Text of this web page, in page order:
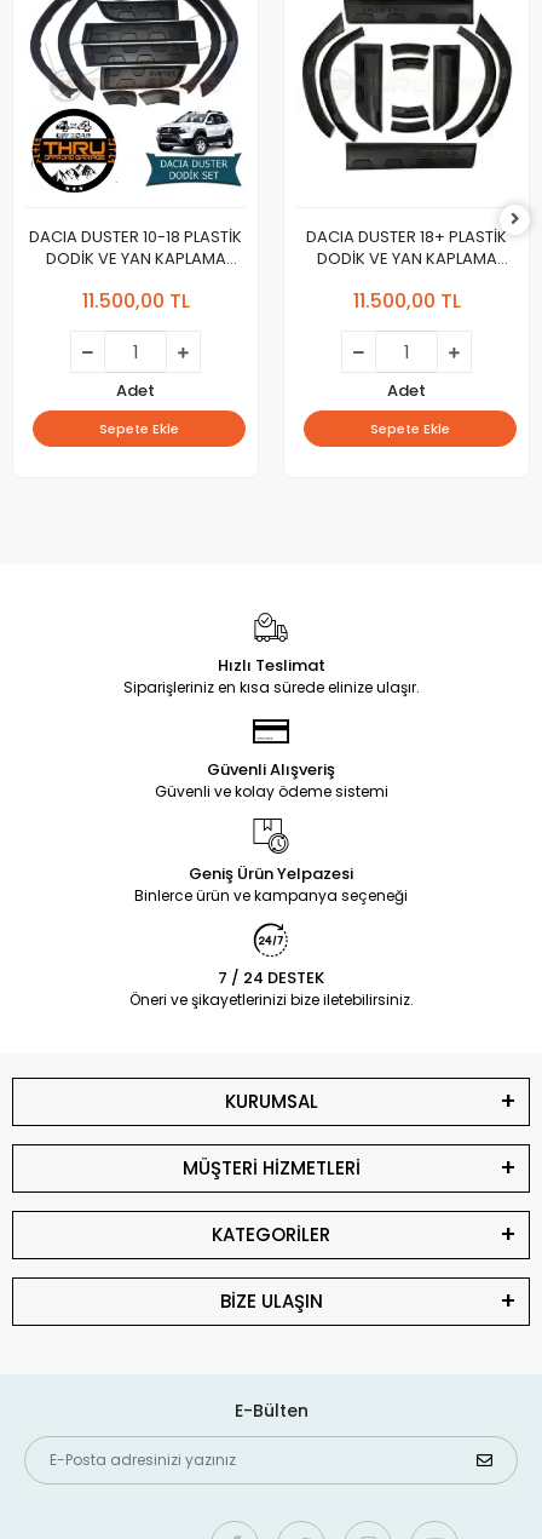
DACIA DUSTER 10-18 PLASTİK
DODİK VE YAN KAPLAMA
11.500,00 TL
Adet
Sepete Ekle
DACIA DUSTER 18+ PLASTİK
DODİK VE YAN KAPLAMA
11.500,00 TL
Adet
Sepete Ekle
Hızlı Teslimat
Siparişleriniz en kısa sürede elinize ulaşır.
Güvenli Alışveriş
Güvenli ve kolay ödeme sistemi
Geniş Ürün Yelpazesi
Binlerce ürün ve kampanya seçeneği
7 / 24 DESTEK
Öneri ve şikayetlerinizi bize iletebilirsiniz.
KURUMSAL
MÜŞTERİ HİZMETLERİ
KATEGORİLER
BİZE ULAŞIN
E-Bülten